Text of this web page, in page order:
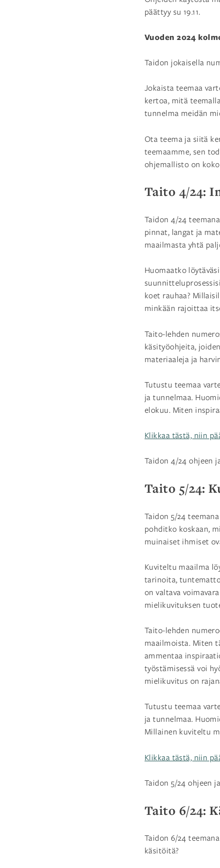
päättyy su 19.11.
Vuoden 2024
Taidon jokaisella
Jokaista teemaa
kertoa, mitä
tunnelma meidän
Ota teema ja siitä
teemaamme, sen
ohjemallisto on
Taito 4/24:
Taidon 4/24
pinnat, langat ja
maailmasta yhtä
Huomaatko
koet rauhaa?
minkään rajoittaa
Taito-lehden
käsityöohjeita,
materiaaleja ja
Tutustu teemaa
ja tunnelmaa.
elokuu. Miten
Klikkaa tästä, niin
Taidon 4/24 ohjeen
Taito 5/24:
Taidon 5/24
pohditko koskaan,
muinaiset ihmiset
Kuviteltu maailma
tarinoita,
on valtava
mielikuvituksen
Taito-lehden
maailmoista. Miten
ammentaa
työstämisessä voi
mielikuvitus on
Tutustu teemaa
ja tunnelmaa.
Millainen kuviteltu
Klikkaa tästä, niin
Taidon 5/24 ohjeen
Taito 6/24:
Taidon 6/24
käsitöitä?